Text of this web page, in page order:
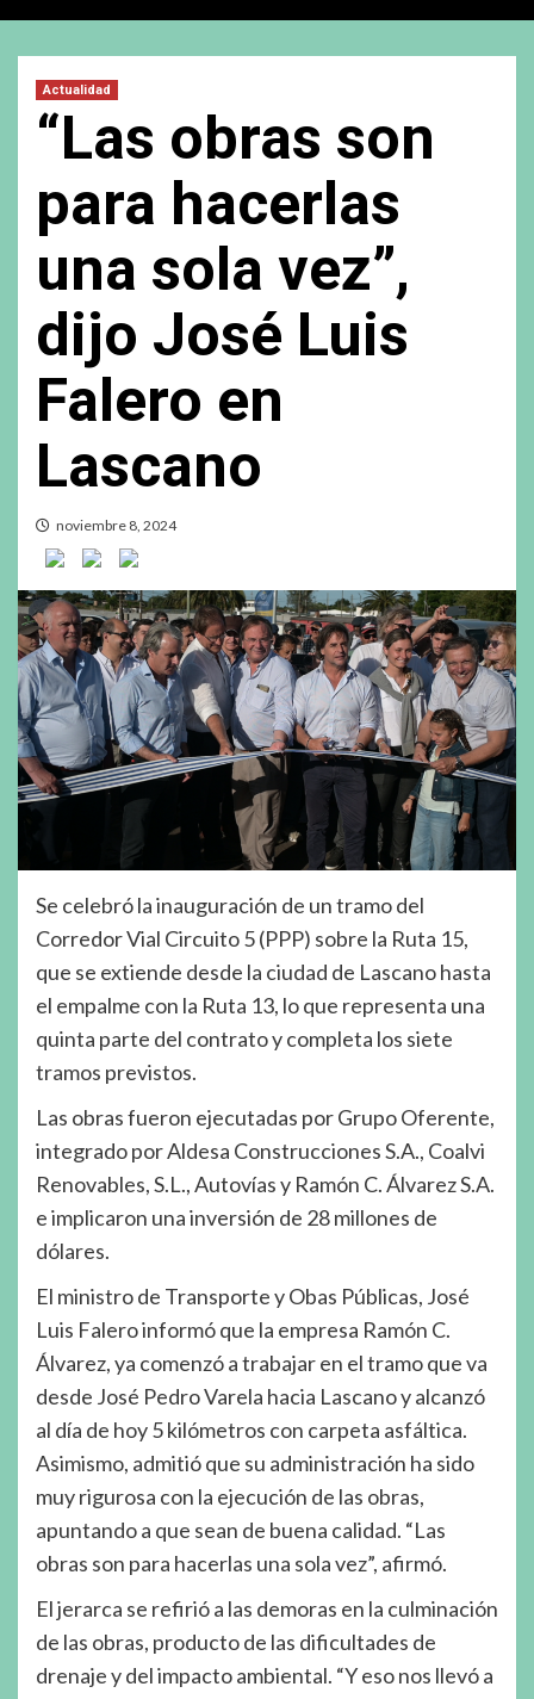
Actualidad
“Las obras son
para hacerlas
una sola vez”,
dijo José Luis
Falero en
Lascano
noviembre 8, 2024
Se celebró la inauguración de un tramo del
Corredor Vial Circuito 5 (PPP) sobre la Ruta 15,
que se extiende desde la ciudad de Lascano hasta
el empalme con la Ruta 13, lo que representa una
quinta parte del contrato y completa los siete
tramos previstos.
Las obras fueron ejecutadas por Grupo Oferente,
integrado por Aldesa Construcciones S.A., Coalvi
Renovables, S.L., Autovías y Ramón C. Álvarez S.A.
e implicaron una inversión de 28 millones de
dólares.
El ministro de Transporte y Obas Públicas, José
Luis Falero informó que la empresa Ramón C.
Álvarez, ya comenzó a trabajar en el tramo que va
desde José Pedro Varela hacia Lascano y alcanzó
al día de hoy 5 kilómetros con carpeta asfáltica.
Asimismo, admitió que su administración ha sido
muy rigurosa con la ejecución de las obras,
apuntando a que sean de buena calidad. “Las
obras son para hacerlas una sola vez”, afirmó.
El jerarca se refirió a las demoras en la culminación
de las obras, producto de las dificultades de
drenaje y del impacto ambiental. “Y eso nos llevó a